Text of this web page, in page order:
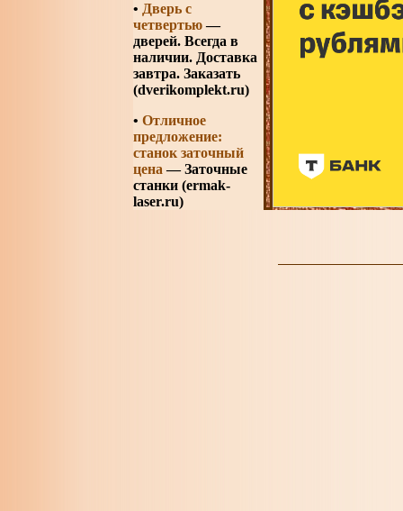
• Дверь с
четвертью—
дверей. Всегда в
наличии. Доставка
завтра. Заказать
(dverikomplekt.ru)
• Отличное
предложение:
станок заточный
цена — Заточные
станки (ermak-
laser.ru)